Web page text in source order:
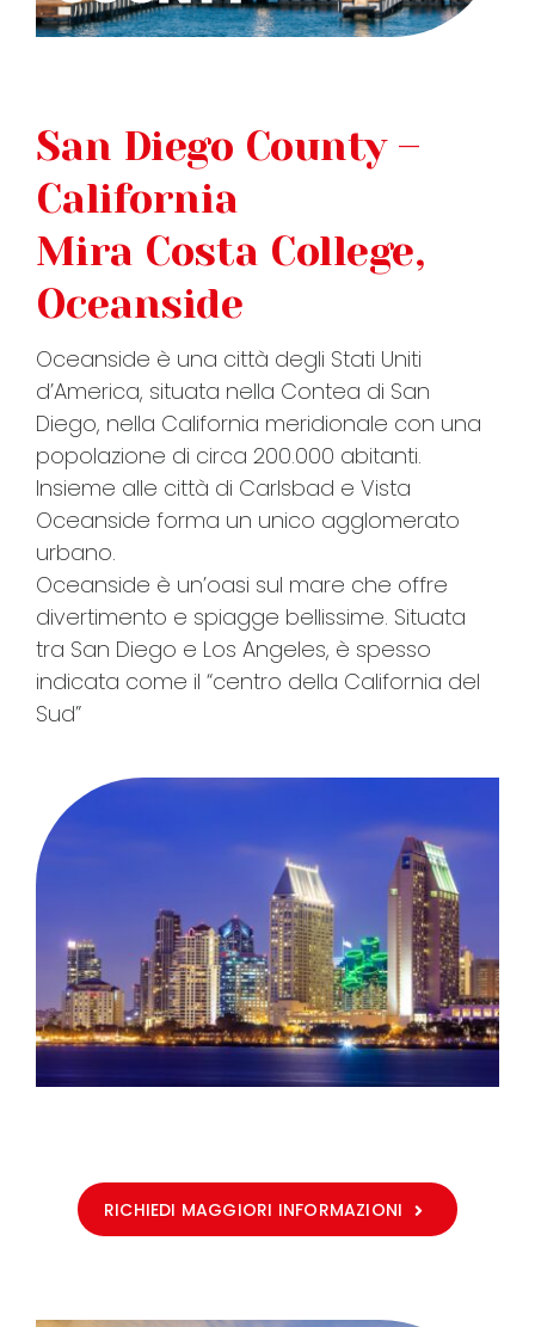
VIDEO
CONTATTI
San Diego County –
California
Mira Costa College,
Oceanside
Oceanside è una città degli Stati Uniti
d’America, situata nella Contea di San
Diego, nella California meridionale con una
popolazione di circa 200.000 abitanti.
Insieme alle città di Carlsbad e Vista
Oceanside forma un unico agglomerato
urbano.
Oceanside è un’oasi sul mare che offre
divertimento e spiagge bellissime. Situata
tra San Diego e Los Angeles, è spesso
indicata come il “centro della California del
Sud”
RICHIEDI MAGGIORI INFORMAZIONI